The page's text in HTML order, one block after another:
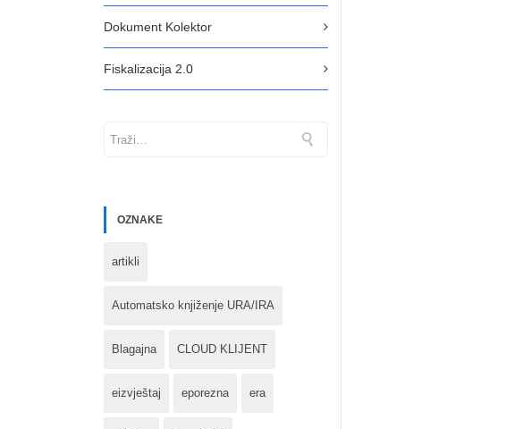
Dokument Kolektor
Fiskalizacija 2.0
OZNAKE
artikli
Automatsko knjiženje URA/IRA
Blagajna CLOUD KLIJENT
eizvještaj eporezna era